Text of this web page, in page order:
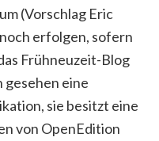
(Vorschlag Eric
erfolgen, sofern
Frühneuzeit-Blog
eine
sie besitzt eine
von OpenEdition